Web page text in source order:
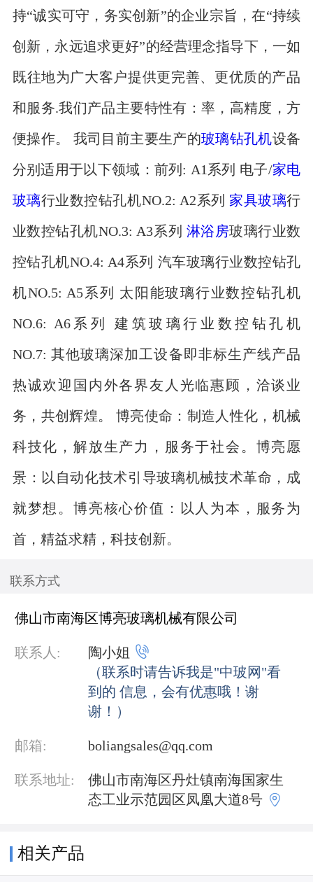
持“诚实可守，务实创新”的企业宗旨，在“持续
创新，永远追求更好”的经营理念指导下，一如
既往地为广大客户提供更完善、更优质的产品
和服务.我们产品主要特性有：率，高精度，方
便操作。 我司目前主要生产的玻璃钻孔机设备
分别适用于以下领域：前列: A1系列 电子/家电
玻璃行业数控钻孔机NO.2: A2系列 家具玻璃行
业数控钻孔机NO.3: A3系列 淋浴房玻璃行业数
控钻孔机NO.4: A4系列 汽车玻璃行业数控钻孔
机NO.5: A5系列 太阳能玻璃行业数控钻孔机
NO.6: A6系列 建筑玻璃行业数控钻孔机
NO.7: 其他玻璃深加工设备即非标生产线产品
热诚欢迎国内外各界友人光临惠顾，洽谈业
务，共创辉煌。 博亮使命：制造人性化，机械
科技化，解放生产力，服务于社会。博亮愿
景：以自动化技术引导玻璃机械技术革命，成
就梦想。博亮核心价值：以人为本，服务为
首，精益求精，科技创新。
联系方式
佛山市南海区博亮玻璃机械有限公司
联系人: 陶小姐 
（联系时请告诉我是"中玻网"看
到的 信息，会有优惠哦！谢
谢！）
邮箱: boliangsales@qq.com
联系地址:
佛山市南海区丹灶镇南海国家生
态工业示范园区凤凰大道8号 
相关产品